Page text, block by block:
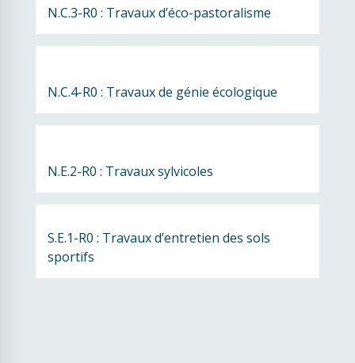
N.C.3-R0 : Travaux d’éco-pastoralisme
N.C.4-R0 : Travaux de génie écologique
N.E.2-R0 : Travaux sylvicoles
S.E.1-R0 : Travaux d’entretien des sols
sportifs